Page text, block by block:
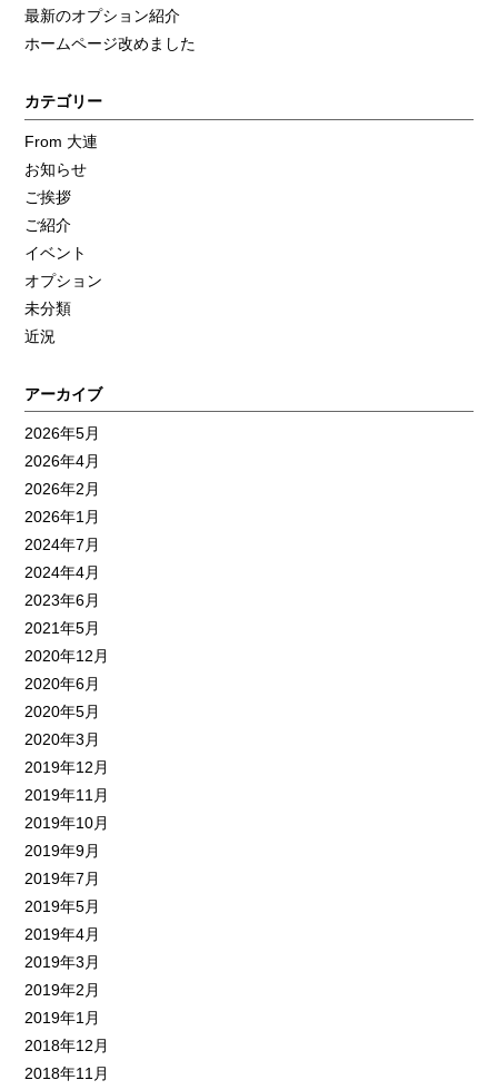
最新のオプション紹介
ホームページ改めました
カテゴリー
From 大連
お知らせ
ご挨拶
ご紹介
イベント
オプション
未分類
近況
アーカイブ
2026年5月
2026年4月
2026年2月
2026年1月
2024年7月
2024年4月
2023年6月
2021年5月
2020年12月
2020年6月
2020年5月
2020年3月
2019年12月
2019年11月
2019年10月
2019年9月
2019年7月
2019年5月
2019年4月
2019年3月
2019年2月
2019年1月
2018年12月
2018年11月